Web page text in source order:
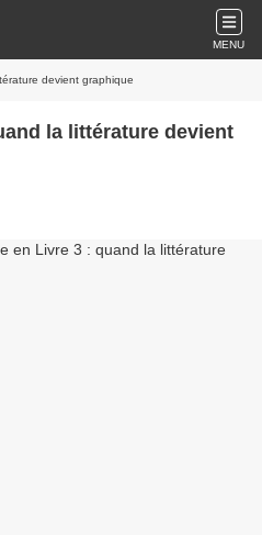
MENU
devient graphique
la littérature devient